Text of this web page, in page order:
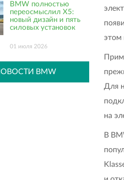
этом
Для
на
В
BMW полностью
переосмыслил X5:
новый дизайн и пять
силовых установок
01 июля 2026
BMW